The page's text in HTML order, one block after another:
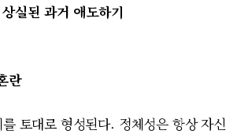
실된 과거 애도하기
란
토대로 형성된다. 정체성은 항상